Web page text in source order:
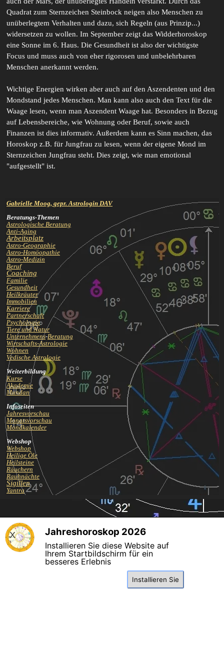
Quadrat zum Sternzeichen Steinbock neigen also Menschen zu
unüberlegtem Verhalten und dazu, sich Regeln (aus Prinzip...)
widersetzen zu wollen. Im September zeigt das Widderhoroskop
eine Sonne im 6. Haus. Die Gesundheit ist also der wichtigste
Focus und muss auch von eher rigorosen und unbelehrbaren
Menschen anerkannt werden.
Wichtige Energien wirken aber auch auf den Aszendenten und den
Mondstand jedes Menschen. Man kann also auch den Text für die
Waage lesen, wenn man Aszendent Waage hat. Besonders in Bezug
auf Lebensbereiche, wie Wohnung oder Beruf, sowie auch
Finanzen ist dies informativ. Außerdem kann es Sinn machen, das
Horoskop z.B. für Jungfrau zu lesen, wenn der eigene Mond im
Sternzeichen Jungfrau steht. Dies zeigt, wie man emotional
"aufgestellt" ist.
Gabrielle Moog, gepr. Astrologin DAV
Beratungs-Themen
Astrologische Beratung
Anti-Aging
Arbeitsplatz
Astro-Geographie
Astro-Homöopathie
Astro-Medizin
Beruf
Coaching
Familie
Gesundheit
Heilkräuter
Immobilien
Karriere
Partnerschaft
Psychologie
Tiere und Natur
Unternehmens-Beratung
Wirtschafts-Astrologie
Wohnen
Vedische Astrologie
Weiterbildung
Kurse
Akademie
Mundan
Infoseiten
Jahresvorschau
Monatsvorschau
Mondkalender
Webshop
Webshop
Heilige Öle
Heilsteine
Räuchern
Rauhnächte
Sigillen
Yantra
Select Language
Zurück zum Seiteninhalt
Jahreshoroskop 2026
Installieren Sie diese Website auf
Ihrem Startbildschirm für ein
besseres Erlebnis
Installieren Sie
X